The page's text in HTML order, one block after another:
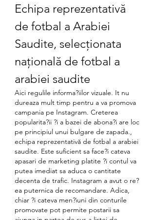
Echipa reprezentativă
de fotbal a Arabiei
Saudite, selecționata
națională de fotbal a
arabiei saudite
Aici regulile informa?iilor vizuale. It nu
dureaza mult timp pentru a va promova
campania pe Instagram. Creterea
popularita?ii ?i a bazei de abona?i are loc
pe principiul unui bulgare de zapada.,
echipa reprezentativă de fotbal a arabiei
saudite. Este suficient sa face?i cateva
apasari de marketing platite ?i contul va
putea imediat sa aduca o cantitate
decenta de trafic. Instagram a avut o re?
ea puternica de recomandare. Adica,
chiar ?i cateva men?iuni din conturile
promovate pot permite postarii sa